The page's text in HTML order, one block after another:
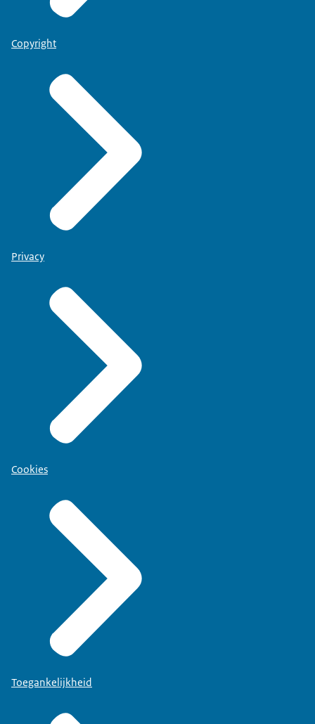
Copyright
Privacy
Cookies
Toegankelijkheid